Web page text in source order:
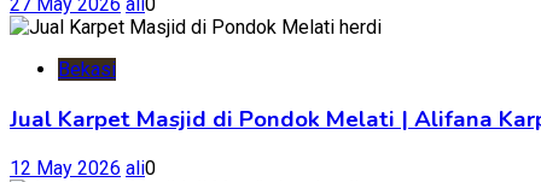
Bekasi
Jual Karpet Masjid di Pondok Melati | Alifana
12 May 2026 ali0